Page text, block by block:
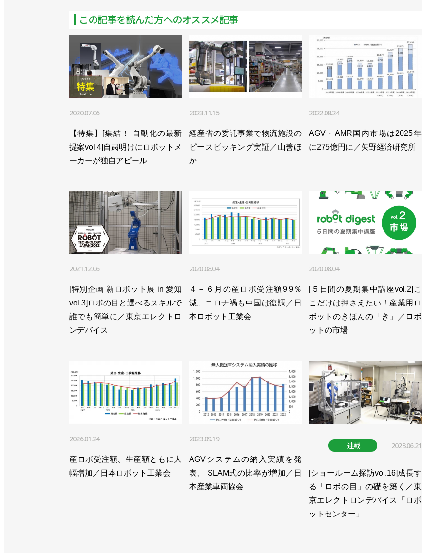
この記事を読んだ方へのオススメ記事
2020.07.06
【特集】[集結！ 自動化の最新
提案vol.4]自粛明けにロボットメ
ーカーが独自アピール
2023.11.15
経産省の委託事業で物流施設の
ピースピッキング実証／山善ほ
か
2022.08.24
AGV・AMR国内市場は2025年
に275億円に／矢野経済研究所
2021.12.06
[特別企画 新ロボット展 in 愛知
vol.3]ロボの目と選べるスキルで
誰でも簡単に／東京エレクトロ
ンデバイス
2020.08.04
４－６月の産ロボ受注額9.9％
減。コロナ禍も中国は復調／日
本ロボット工業会
2020.08.04
[５日間の夏期集中講座vol.2]こ
こだけは押さえたい！産業用ロ
ボットのきほんの「き」／ロボ
ットの市場
2026.01.24
産ロボ受注額、生産額ともに大
幅増加／日本ロボット工業会
2023.09.19
AGVシステムの納入実績を発
表、 SLAM式の比率が増加／日
本産業車両協会
連載 2023.06.21
[ショールーム探訪vol.16]成長す
る「ロボの目」の礎を築く／東
京エレクトロンデバイス「ロボ
ットセンター」